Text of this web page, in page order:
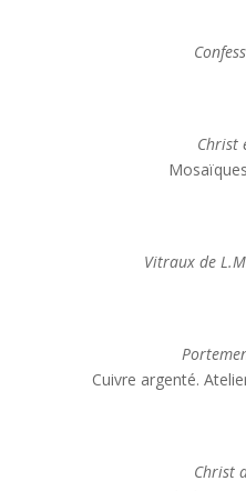
Christ
Vitraux de
Cuivre argenté.
Christ